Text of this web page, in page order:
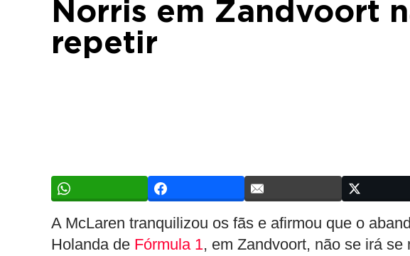
Norris em Zandvoort
repetir
A McLaren tranquilizou os fãs e afirmou que o
Holanda de Fórmula 1, em Zandvoort, não se irá